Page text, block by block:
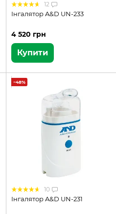
12
Інгалятор A&D UN-233
4 520 грн
Купити
−48%
10
Інгалятор A&D UN-231